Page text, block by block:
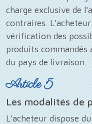
charge exclusive de
contraires.
vérification des
produits
du pays de livraison.
Article 5
Les modalités de
L’acheteur dispose